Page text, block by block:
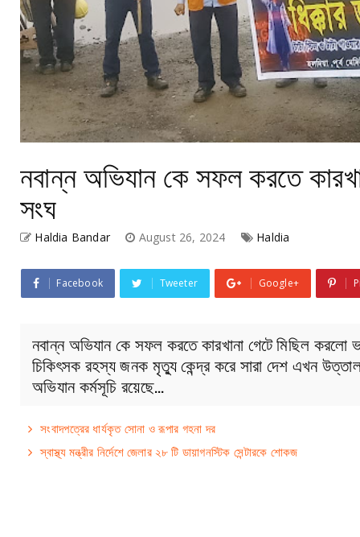
নবান্ন অভিযান কে সফল করতে
সংঘ
Haldia Bandar August 26, 2024 Haldia
Facebook Tweeter Google+
নবান্ন অভিযান কে সফল করতে কারখানা গেটে মিছিল
চিকিৎসক রহস্য জনক মৃত্যু কেন্দ্র করে সারা দেশ এখন
অভিযান কর্মসূচি রয়েছে…
সংবাদপত্রের ধার্যকৃত সোনা ও রূপার গহনা দর
স্বাস্থ্য মন্ত্রীর নির্দেশে জেলার ২৮ টি ডায়াগনস্টিক সেন্টারকে শোকজ